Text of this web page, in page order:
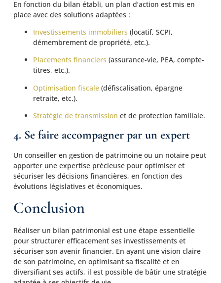
En fonction du bilan établi, un plan d’action est mis en
place avec des solutions adaptées :
Investissements immobiliers (locatif, SCPI,
démembrement de propriété, etc.).
Placements financiers (assurance-vie, PEA, compte-
titres, etc.).
Optimisation fiscale(défiscalisation, épargne
retraite, etc.).
Stratégie de transmission et de protection familiale.
4. Se faire accompagner par un expert
Un conseiller en gestion de patrimoine ou un notaire peut
apporter une expertise précieuse pour optimiser et
sécuriser les décisions financières, en fonction des
évolutions législatives et économiques.
Conclusion
Réaliser un bilan patrimonial est une étape essentielle
pour structurer efficacement ses investissements et
sécuriser son avenir financier. En ayant une vision claire
de son patrimoine, en optimisant sa fiscalité et en
diversifiant ses actifs, il est possible de bâtir une stratégie